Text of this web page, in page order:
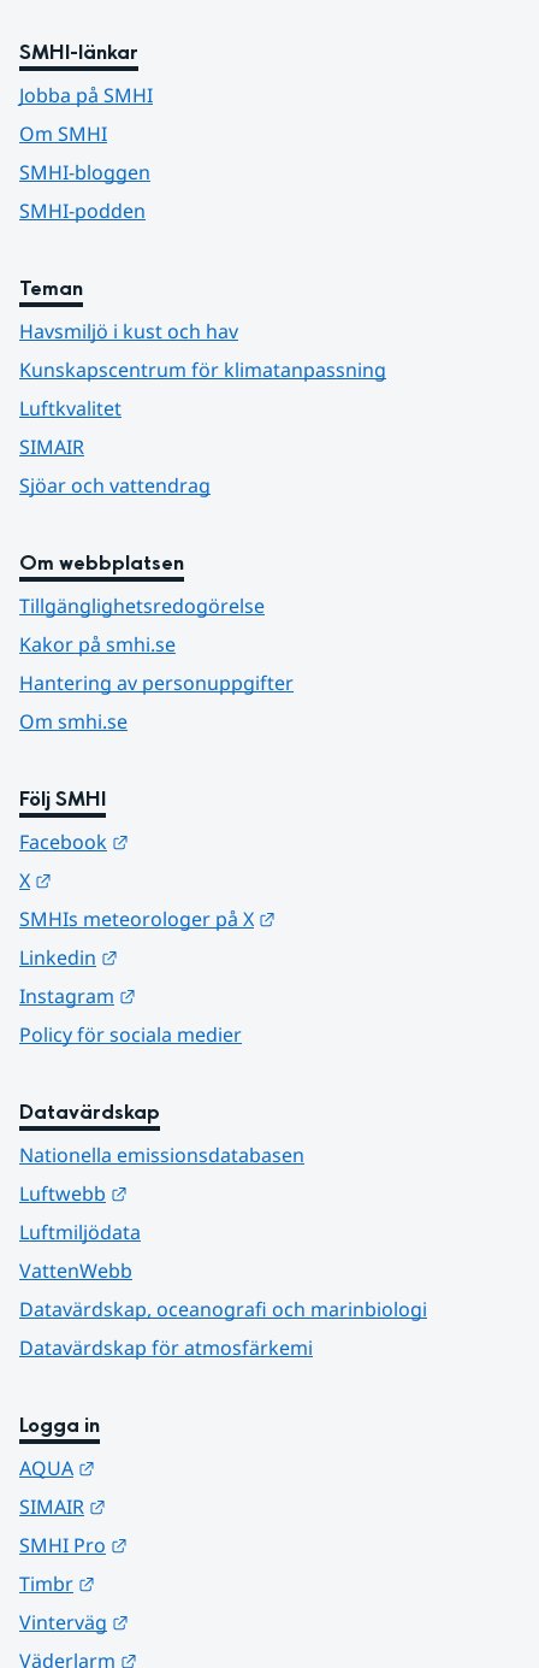
SMHI-länkar
Jobba på SMHI
Om SMHI
SMHI-bloggen
SMHI-podden
Teman
Havsmiljö i kust och hav
Kunskapscentrum för klimatanpassning
Luftkvalitet
SIMAIR
Sjöar och vattendrag
Om webbplatsen
Tillgänglighetsredogörelse
Kakor på smhi.se
Hantering av personuppgifter
Om smhi.se
Följ SMHI
Facebook
X
SMHIs meteorologer på X
Linkedin
Instagram
Policy för sociala medier
Datavärdskap
Nationella emissionsdatabasen
Luftwebb
Luftmiljödata
VattenWebb
Datavärdskap, oceanografi och marinbiologi
Datavärdskap för atmosfärkemi
Logga in
AQUA
SIMAIR
SMHI Pro
Timbr
Vinterväg
Väderlarm